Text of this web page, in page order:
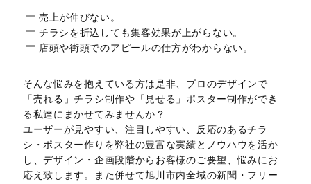
売上が伸びない。
チラシを折込しても集客効果が上がらない。
店頭や街頭でのアピールの仕方がわからない。
そんな悩みを抱えている方は是非、プロのデザインで
「売れる」チラシ制作や「見せる」ポスター制作ができ
る私達にまかせてみませんか？
ユーザーが見やすい、注目しやすい、反応のあるチラ
シ・ポスター作りを弊社の豊富な実績とノウハウを活か
し、デザイン・企画段階からお客様のご要望、悩みにお
応え致します。また併せて旭川市内全域の新聞・フリー